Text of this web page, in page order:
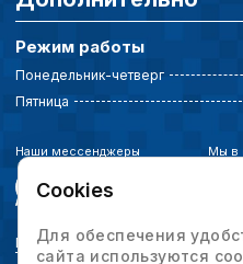
Режим работы
Понедельник-четверг
Пятница
Наши мессенджеры Мы в
Политика конфиденциальности
Cookies
Для обеспечения
сайта используются